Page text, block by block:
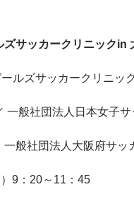
サッカークリニックin
ズサッカークリニッ
社団法人日本女子サ
社団法人大阪府サッ
：20～11：45